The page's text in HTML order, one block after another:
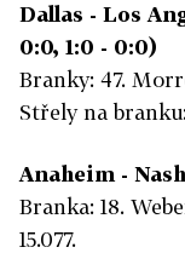
Dallas - Los
0:0, 1:0 - 0:0)
Branky: 47.
Střely na
Anaheim -
Branka: 18.
15.077.